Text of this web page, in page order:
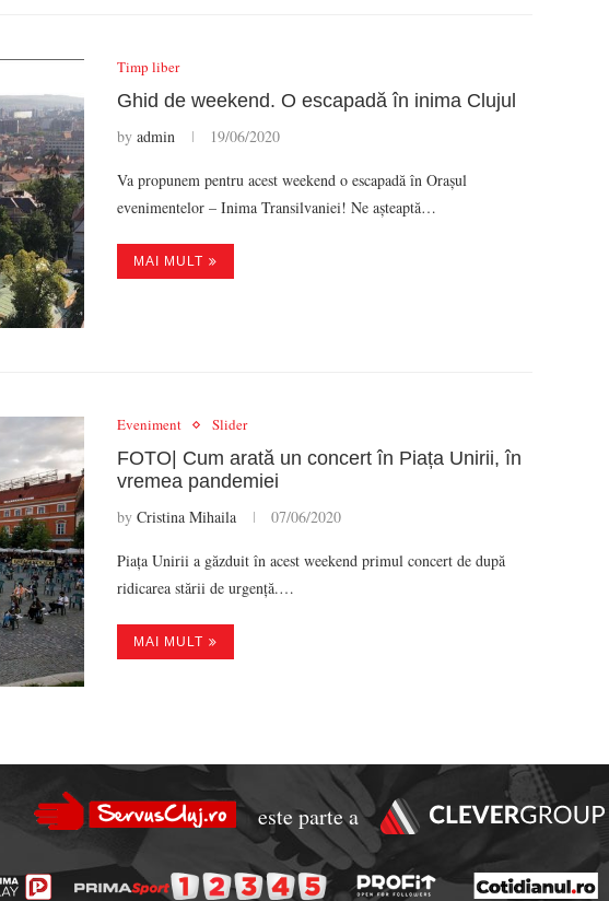
Timp liber
Ghid de weekend. O escapadă în inima Clujul
by admin 19/06/2020
Va propunem pentru acest weekend o escapadă în Orașul
evenimentelor – Inima Transilvaniei! Ne așteaptă…
MAI MULT
Eveniment Slider
FOTO| Cum arată un concert în Piața Unirii, în
vremea pandemiei
by Cristina Mihaila 07/06/2020
Piața Unirii a găzduit în acest weekend primul concert de după
ridicarea stării de urgență.…
MAI MULT
este parte a